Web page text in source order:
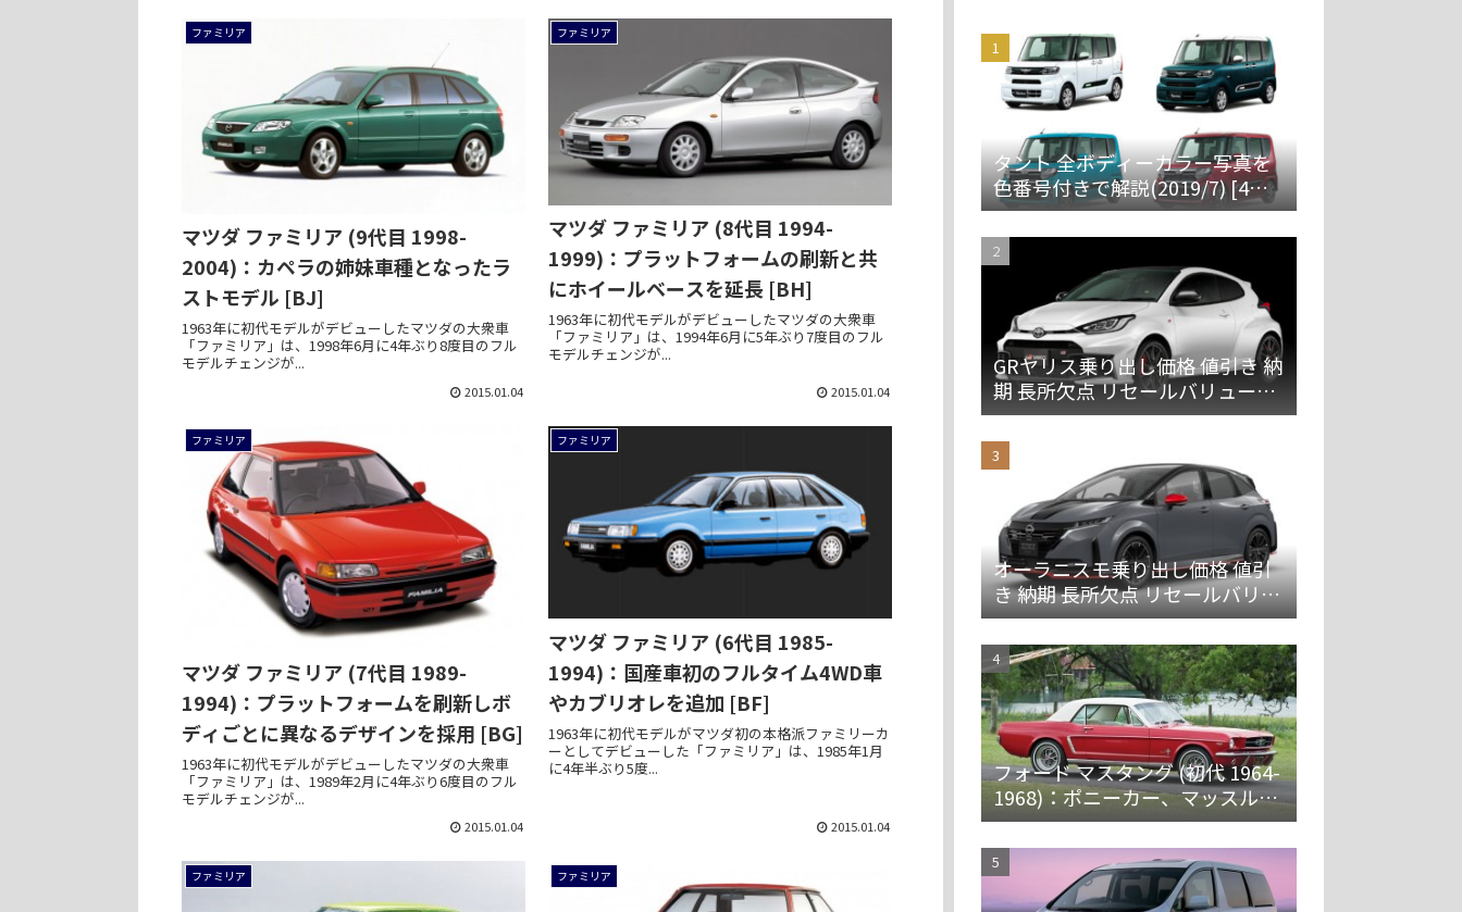
ファミリア
マツダ ファミリア (9代目 1998-
2004)：カペラの姉妹車種となったラ
ストモデル [BJ]
1963年に初代モデルがデビューしたマツダの大衆車
「ファミリア」は、1998年6月に4年ぶり8度目のフル
モデルチェンジが...
2015.01.04
ファミリア
マツダ ファミリア (8代目 1994-
1999)：プラットフォームの刷新と共
にホイールベースを延長 [BH]
1963年に初代モデルがデビューしたマツダの大衆車
「ファミリア」は、1994年6月に5年ぶり7度目のフル
モデルチェンジが...
2015.01.04
ファミリア
マツダ ファミリア (7代目 1989-
1994)：プラットフォームを刷新しボ
ディごとに異なるデザインを採用 [BG]
1963年に初代モデルがデビューしたマツダの大衆車
「ファミリア」は、1989年2月に4年ぶり6度目のフル
モデルチェンジが...
2015.01.04
ファミリア
マツダ ファミリア (6代目 1985-
1994)：国産車初のフルタイム4WD車
やカブリオレを追加 [BF]
1963年に初代モデルがマツダ初の本格派ファミリーカ
ーとしてデビューした「ファミリア」は、1985年1月
に4年半ぶり5度...
2015.01.04
ファミリア ファミリア
タント 全ボディーカラー写真を
色番号付きで解説(2019/7) [4代
目 LA650S/660S]
GRヤリス乗り出し価格 値引き 納
期 長所欠点 リセールバリューを
解説
オーラニスモ乗り出し価格 値引
き 納期 長所欠点 リセールバリュ
ーを解説
フォード マスタング (初代 1964-
1968)：ポニーカー、マッスルカ
ーの愛称で親しまれ大ヒット